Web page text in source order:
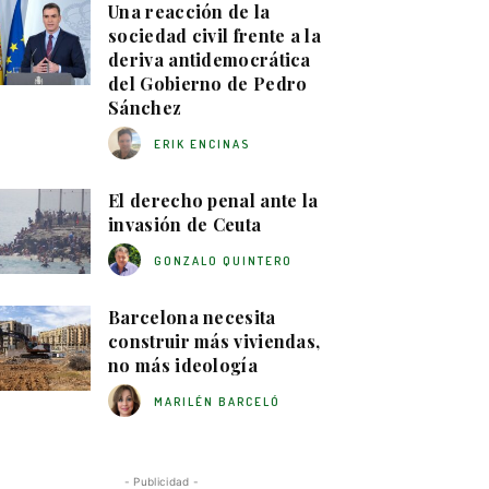
Una reacción de la
sociedad civil frente a la
deriva antidemocrática
del Gobierno de Pedro
Sánchez
ERIK ENCINAS
El derecho penal ante la
invasión de Ceuta
GONZALO QUINTERO
Barcelona necesita
construir más viviendas,
no más ideología
MARILÉN BARCELÓ
- Publicidad -